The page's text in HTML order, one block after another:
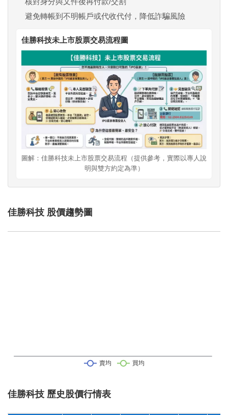
避免轉帳到不明帳戶或代收代付，降低詐騙風險
佳勝科技未上市股票交易流程圖
圖解：佳勝科技未上市股票交易流程（提供參考，實際以專人說
明與雙方約定為準）
佳勝科技 股價趨勢圖
佳勝科技 歷史股價行情表